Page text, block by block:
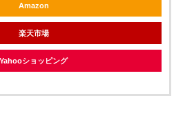
Amazon
楽天市場
Yahooショッピング